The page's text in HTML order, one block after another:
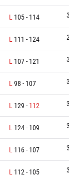
L 105- 114
L 111 - 124
L 107- 121
L 98 - 107
L 129 - 112
L 124- 109
L 116- 107
L 112 - 105